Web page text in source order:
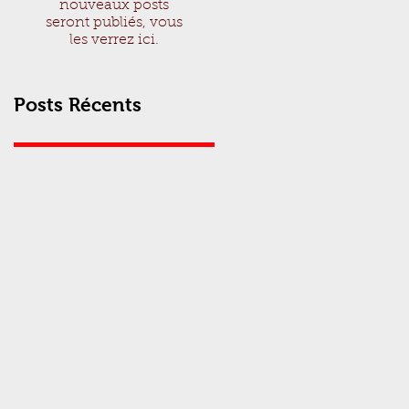
nouveaux posts
seront publiés, vous
les verrez ici.
Posts Récents